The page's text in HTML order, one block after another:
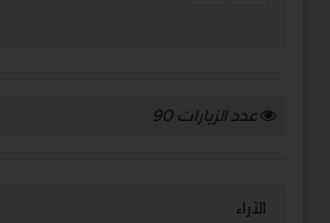
عدد الزيارات90
الآراء